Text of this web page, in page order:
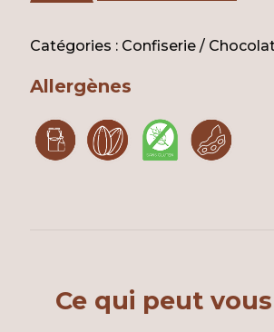
Catégories : Confiserie /
Allergènes
Ce qui peut